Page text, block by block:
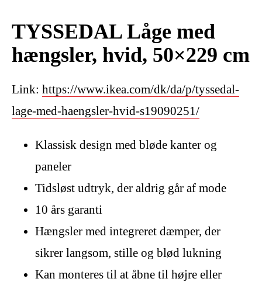
TYSSEDAL Låge med
hængsler, hvid, 50×229 cm
Link: https://www.ikea.com/dk/da/p/tyssedal-
lage-med-haengsler-hvid-s19090251/
Klassisk design med bløde kanter og
paneler
Tidsløst udtryk, der aldrig går af mode
10 års garanti
Hængsler med integreret dæmper, der
sikrer langsom, stille og blød lukning
Kan monteres til at åbne til højre eller